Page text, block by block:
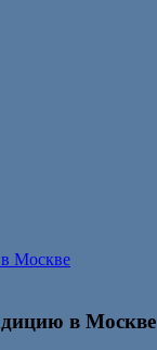
Москве
в Москве